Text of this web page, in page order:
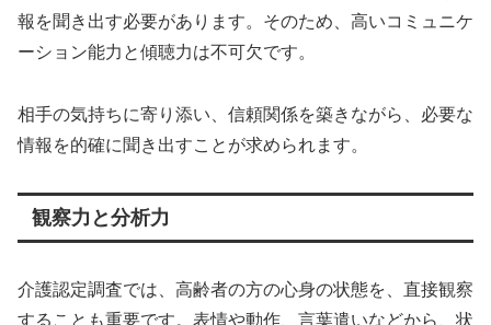
報を聞き出す必要があります。そのため、高いコミュニケ
ーション能力と傾聴力は不可欠です。
相手の気持ちに寄り添い、信頼関係を築きながら、必要な
情報を的確に聞き出すことが求められます。
観察力と分析力
介護認定調査では、高齢者の方の心身の状態を、直接観察
することも重要です。表情や動作、言葉遣いなどから、状